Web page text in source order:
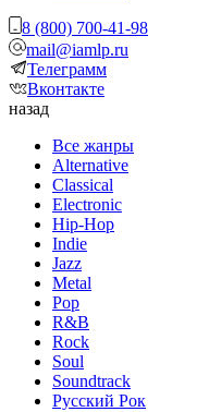
8 (800) 700-41-98
mail@iamlp.ru
Телеграмм
Вконтакте
назад
Все жанры
Alternative
Classical
Electronic
Hip-Hop
Indie
Jazz
Metal
Pop
R&B
Rock
Soul
Soundtrack
Русский Рок